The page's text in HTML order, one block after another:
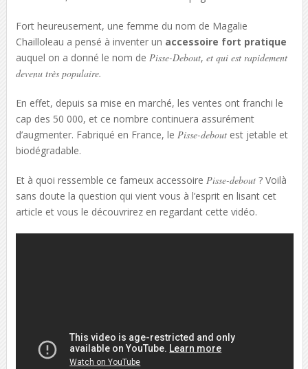
Fort heureusement, une femme du nom de Magalie
Chailloleau a pensé à inventer un accessoire fort pratique
auquel on a donné le nom de Pisse-Debout, et qui est rapidement
devenu très populaire.
En effet, depuis sa mise en marché, les ventes ont franchi le
cap des 50 000, et ce nombre continuera assurément
d’augmenter. Fabriqué en France, le Pisse-deboutest jetable et
biodégradable.
Et à quoi ressemble ce fameux accessoire Pisse-debout? Voilà
sans doute la question qui vient vous à l’esprit en lisant cet
article et vous le découvrirez en regardant cette vidéo.